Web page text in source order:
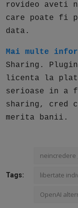
rovideo aveti
care poate fi
data.
Mai multe
Sharing.
licenta la
serioase in a
sharing, cred
merita banii.
Tags:
neincredere
libertate
OpenAI